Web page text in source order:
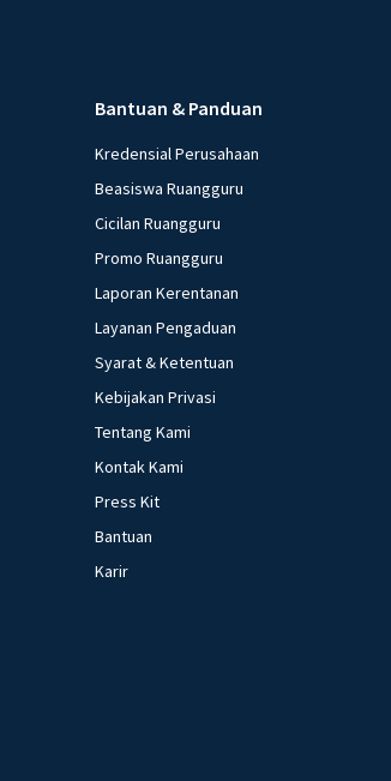
Bantuan & Panduan
Kredensial Perusahaan
Beasiswa Ruangguru
Cicilan Ruangguru
Promo Ruangguru
Laporan Kerentanan
Layanan Pengaduan
Syarat & Ketentuan
Kebijakan Privasi
Tentang Kami
Kontak Kami
Press Kit
Bantuan
Karir